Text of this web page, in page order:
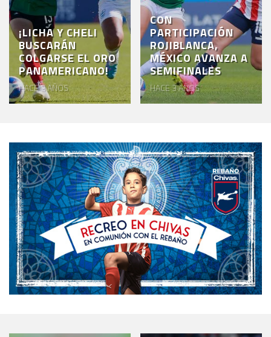
¡LICHA Y CHELI
BUSCARÁN
COLGARSE EL ORO
PANAMERICANO!
HACE 3 AÑOS
CON
PARTICIPACIÓN
ROJIBLANCA,
MÉXICO AVANZA A
SEMIFINALES
HACE 3 AÑOS